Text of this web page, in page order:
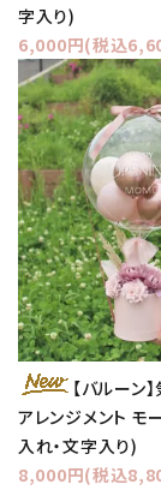
字入り)
6,000円(税込
【バルーン
アレンジメント モ
入れ・文字入り)
8,000円(税込